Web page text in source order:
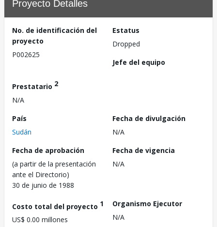
Proyecto Detalles
No. de identificación del
proyecto
P002625
Estatus
Dropped
Jefe del equipo
Prestatario 2
N/A
País
Sudán
Fecha de divulgación
N/A
Fecha de aprobación
(a partir de la presentación
ante el Directorio)
30 de junio de 1988
Fecha de vigencia
N/A
Costo total del proyecto 1
US$ 0.00 millones
Organismo Ejecutor
N/A